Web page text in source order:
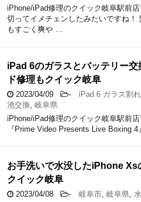
iPhone/iPad修理のクイック岐阜駅前
切ってイメチェンしたみたいですね！
もすごく爽や …
iPad 6のガラスとバッテリー
ド修理もクイック岐阜
2023/04/09 - iPad 6 ガラス割れ
池交換, 岐阜県
iPhone/iPad修理のクイック岐阜駅前
『Prime Video Presents Live Boxing
お手洗いで水没したiPhone Xs
クイック岐阜
2023/04/08 - 岐阜市, 岐阜県,